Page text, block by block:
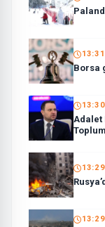
13:31
Borsa
13:30
Adalet
13:29
13:29